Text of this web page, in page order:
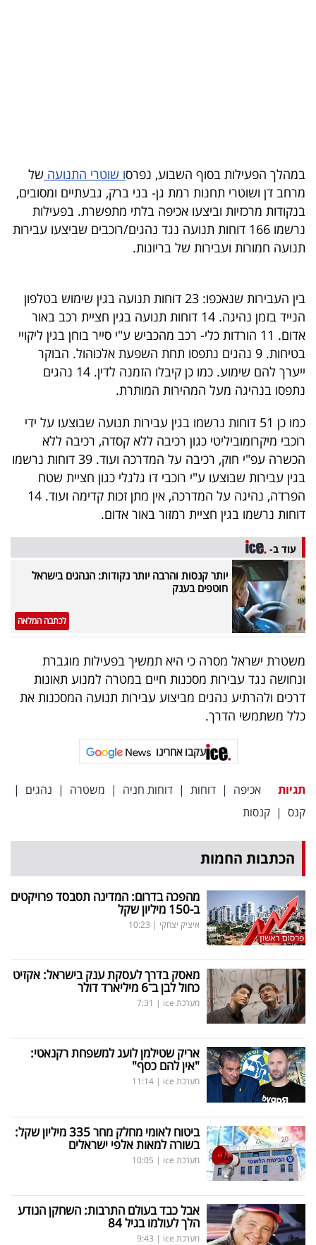
המילון
הכלכלי
פודקאסט
UNDER
40
שיתופי
פעולה
דרושים
ניוזלטרים
מייל
אדום
פרסמו
באייס
עקבו
אחרינו:
במהלך הפעילות בסוף השבוע, נפרסו שוטרי התנועה של
מרחב דן ושוטרי תחנות רמת גן- בני ברק, גבעתיים ומסובים,
בנקודות מרכזיות וביצעו אכיפה בלתי מתפשרת. בפעילות
נרשמו 166 דוחות תנועה נגד נהגים/רוכבים שביצעו עבירות
תנועה חמורות ועבירות של בריונות.
בין העבירות שנאכפו: 23 דוחות תנועה בגין שימוש בטלפון
הנייד בזמן נהיגה. 14 דוחות תנועה בגין חציית רכב באור
אדום. 11 הורדות כלי- רכב מהכביש ע"י סייר בוחן בגין ליקויי
בטיחות. 9 נהגים נתפסו תחת השפעת אלכוהול. הבוקר
ייערך להם שימוע. כמו כן קיבלו הזמנה לדין. 14 נהגים
נתפסו בנהיגה מעל המהירות המותרת.
כמו כן 51 דוחות נרשמו בגין עבירות תנועה שבוצעו על ידי
רוכבי מיקרומוביליטי כגון רכיבה ללא קסדה, רכיבה ללא
הכשרה עפ"י חוק, רכיבה על המדרכה ועוד. 39 דוחות נרשמו
בגין עבירות שבוצעו ע"י רוכבי דו גלגלי כגון חציית שטח
הפרדה, נהיגה על המדרכה, אין מתן זכות קדימה ועוד. 14
דוחות נרשמו בגין חציית רמזור באור אדום.
עוד ב-
יותר קנסות והרבה יותר נקודות: הנהגים בישראל
חוטפים בענק
לכתבה המלאה
משטרת ישראל מסרה כי היא תמשיך בפעילות מוגברת
ונחושה נגד עבירות מסכנות חיים במטרה למנוע תאונות
דרכים ולהרתיע נהגים מביצוע עבירות תנועה המסכנות את
כלל משתמשי הדרך.
עקבו אחרינו
תגיות אכיפה | דוחות | דוחות חניה | משטרה | נהגים |
קנס | קנסות
הכתבות החמות
מהפכה בדרום: המדינה תסבסד פרויקטים
ב-150 מיליון שקל
איציק יצחקי |
10:23
מאסק בדרך לעסקת ענק בישראל: אקזיט
כחול לבן ב־6 מיליארד דולר
מערכת ice |
7:31
אריק שטילמן לועג למשפחת רקנאטי:
"אין להם כסף"
מערכת ice |
11:14
ביטוח לאומי מחלק מחר 335 מיליון שקל:
בשורה למאות אלפי ישראלים
מערכת ice |
10:05
אבל כבד בעולם התרבות: השחקן הנודע
הלך לעולמו בגיל 84
מערכת ice |
9:43